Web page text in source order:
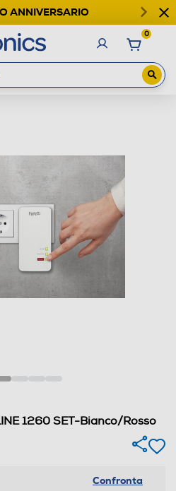
ANNIVERSARIO
0
1260 SET-Bianco/Rosso
Confronta